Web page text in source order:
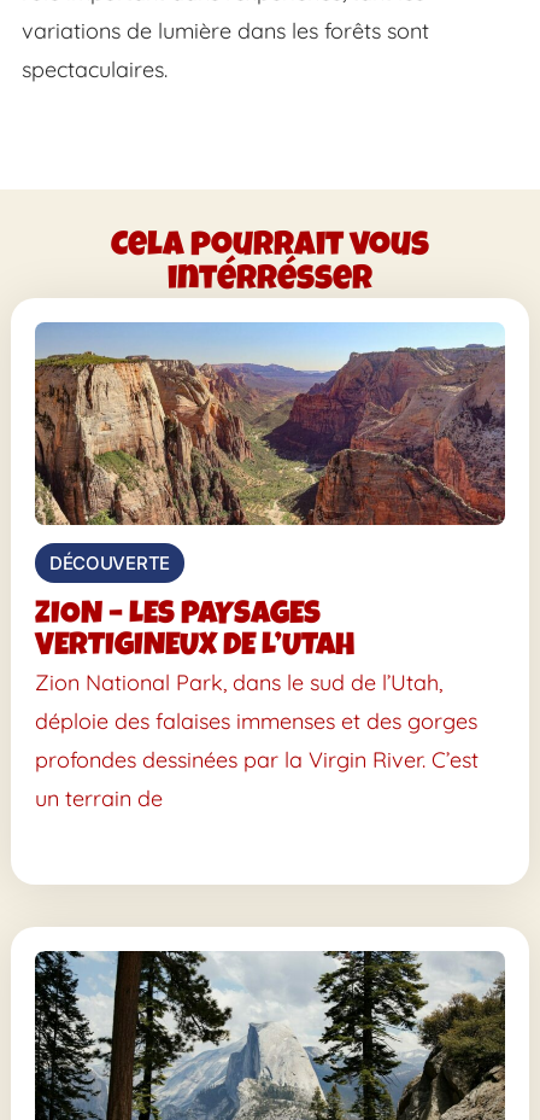
variations de lumière dans les forêts sont
spectaculaires.
Cela pourrait vous
intérrésser
DÉCOUVERTE
ZION – LES PAYSAGES
VERTIGINEUX DE L’UTAH
Zion National Park, dans le sud de l’Utah,
déploie des falaises immenses et des gorges
profondes dessinées par la Virgin River. C’est
un terrain de